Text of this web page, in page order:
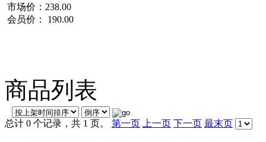
市场价： 238.00
会员价： 190.00
商品列表
总计 0 个记录，共 1 页。 第一页 上一页 下一页 最末页